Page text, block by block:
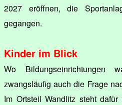
2027 eröffnen, die
gegangen.
Kinder im Blick
Wo Bildungseinrichtungen
zwangsläufig auch die Frage
Im Ortsteil Wandlitz steht